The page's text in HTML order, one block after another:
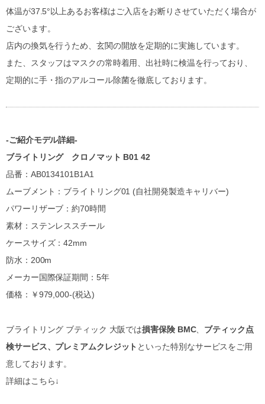
体温が37.5°以上あるお客様はご入店をお断りさせていただく場合が
ございます。
店内の換気を行うため、玄関の開放を定期的に実施しています。
また、スタッフはマスクの常時着用、出社時に検温を行っており、
定期的に手・指のアルコール除菌を徹底しております。
-ご紹介モデル詳細-
ブライトリング クロノマット B01 42
品番：AB0134101B1A1
ムーブメント：ブライトリング01 (自社開発製造キャリバー)
パワーリザーブ：約70時間
素材：ステンレススチール
ケースサイズ：42mm
防水：200m
メーカー国際保証期間：5年
価格：￥979,000-(税込)
ブライトリング ブティック 大阪では損害保険 BMC、 ブティック点
検サービス、プレミアムクレジット といった特別なサービスをご用
意しております。
詳細はこちら↓